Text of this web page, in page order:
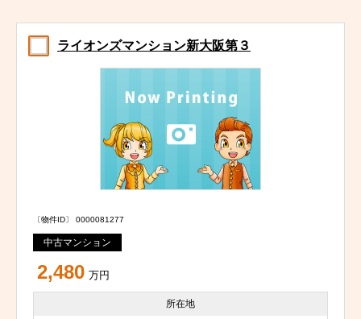
ライオンズマンション新大阪第３
〔物件ID〕 0000081277
中古マンション
2,480 万円
所在地